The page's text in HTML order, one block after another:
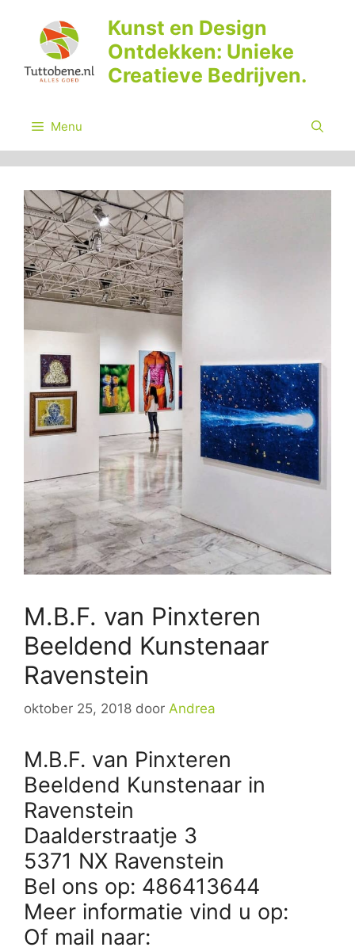
inhoud
Kunst en Design
Ontdekken: Unieke
Creatieve Bedrijven.
Menu
M.B.F. van Pinxteren
Beeldend Kunstenaar
Ravenstein
oktober 25, 2018 door Andrea
M.B.F. van Pinxteren
Beeldend Kunstenaar in
Ravenstein
Daalderstraatje 3
5371 NX Ravenstein
Bel ons op: 486413644
Meer informatie vind u op:
Of mail naar: